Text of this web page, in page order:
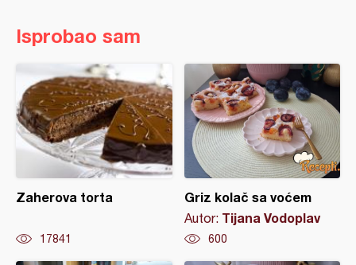
Isprobao sam
Zaherova torta
17841
Griz kolač sa voćem
Autor: Tijana Vodoplav
600